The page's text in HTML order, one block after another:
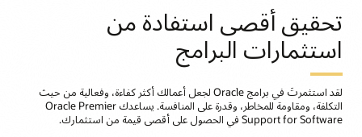
تحقيق أقصى استفادة من
استثمارات البرامج
لقد استثمرتَ في برامج Oracle لجعل أعمالك أكثر كفاءة، وفعالية من حيث
التكلفة، ومقاومة للمخاطر، وقدرة على المنافسة. يساعدك Oracle Premier
Support for Software في الحصول على أقصى قيمة من استثمارك.